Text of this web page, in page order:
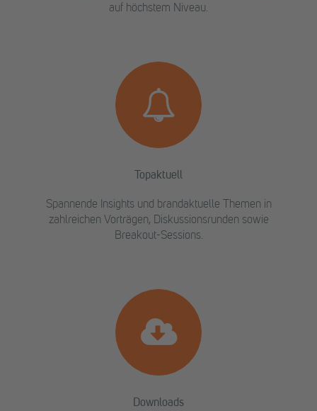
auf höchstem Niveau.
Topaktuell
Spannende Insights und brandaktuelle Themen in
zahlreichen Vorträgen, Diskussionsrunden sowie
Breakout-Sessions.
Downloads